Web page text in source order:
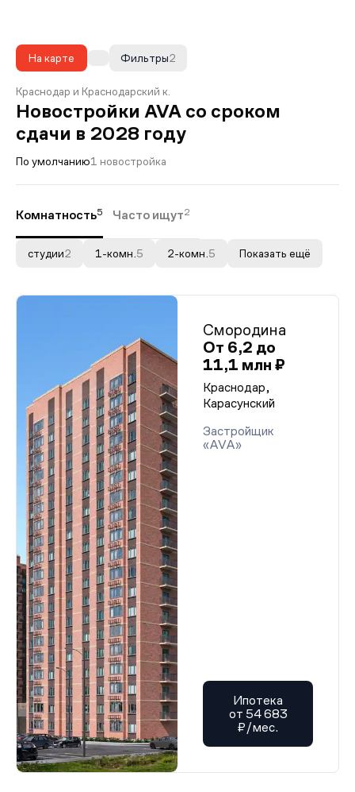
На карте 2
Фильтры
Краснодар и Краснодарский к.
Новостройки AVA со сроком
сдачи в 2028 году
По умолчанию1 новостройка
Комнатность5 Часто ищут2
студии2 1-комн. 5 2-комн. 5 Показать ещё
Смородина
От 6,2 до
11,1 млн ₽
Краснодар,
Карасунский
Застройщик
«AVA»
Ипотека
от 54 683
₽/мес.